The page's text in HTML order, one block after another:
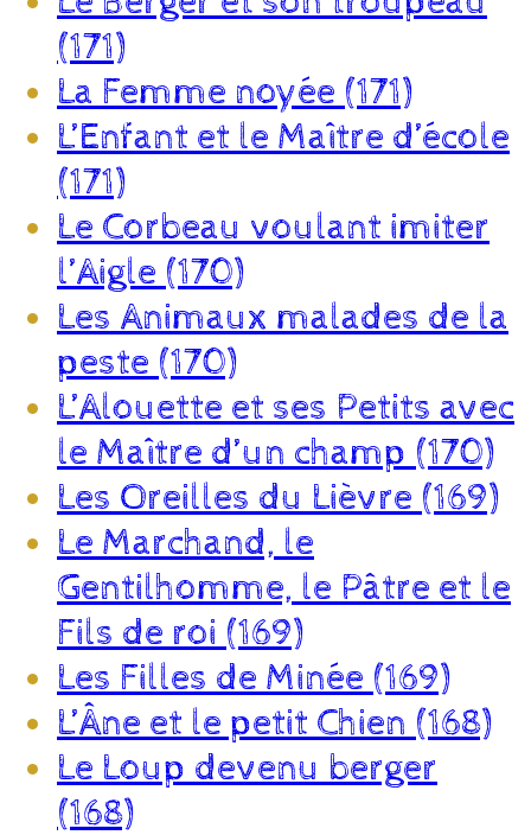
(171)
La Femme noyée (171)
L’Enfant et le Maître d’école
(171)
Le Corbeau voulant imiter
l’Aigle (170)
Les Animaux malades de la
peste (170)
L’Alouette et ses Petits avec
le Maître d’un champ (170)
Les Oreilles du Lièvre (169)
Le Marchand, le
Gentilhomme, le Pâtre et le
Fils de roi (169)
Les Filles de Minée (169)
L’Âne et le petit Chien (168)
Le Loup devenu berger
(168)